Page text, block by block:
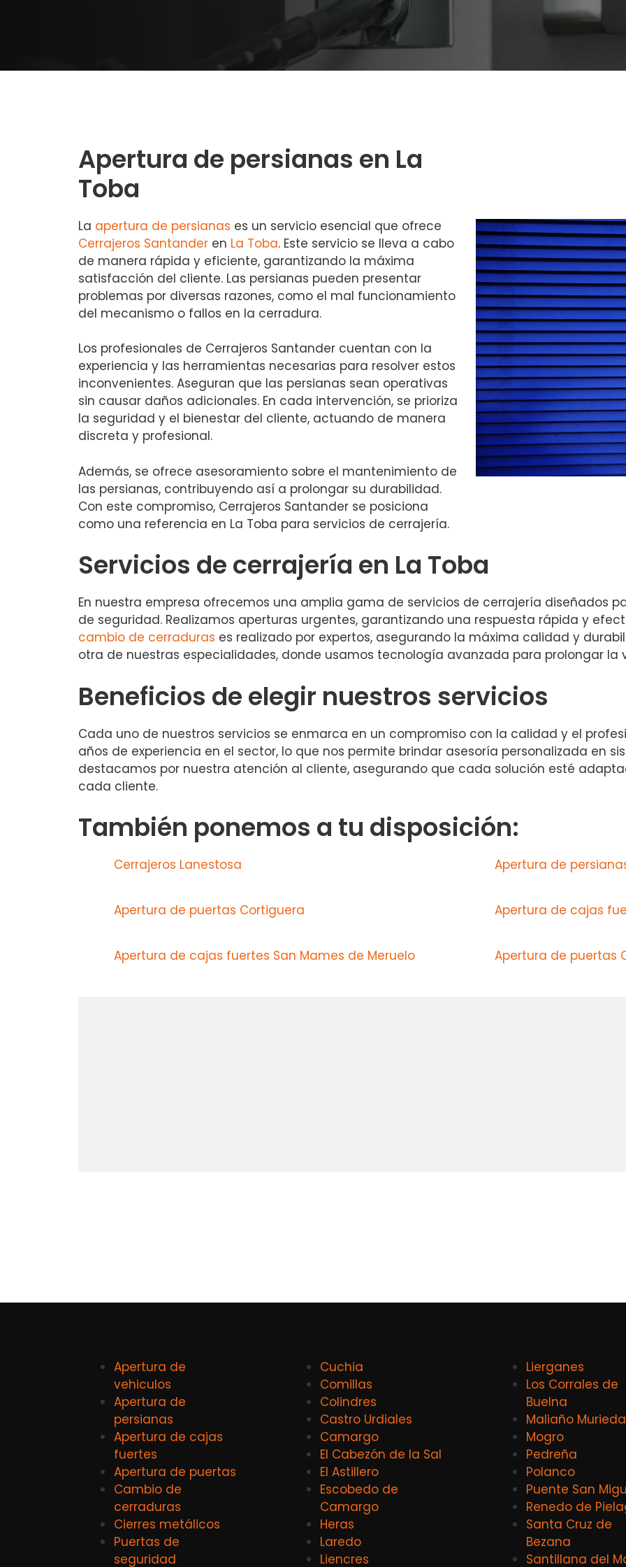
Apertura de persianas en La
Toba
La apertura de persianas es un servicio esencial que ofrece
Cerrajeros Santander en La Toba. Este servicio se lleva a cabo
de manera rápida y eficiente, garantizando la máxima
satisfacción del cliente. Las persianas pueden presentar
problemas por diversas razones, como el mal funcionamiento
del mecanismo o fallos en la cerradura.
Los profesionales de Cerrajeros Santander cuentan con la
experiencia y las herramientas necesarias para resolver estos
inconvenientes. Aseguran que las persianas sean operativas
sin causar daños adicionales. En cada intervención, se prioriza
la seguridad y el bienestar del cliente, actuando de manera
discreta y profesional.
Además, se ofrece asesoramiento sobre el mantenimiento de
las persianas, contribuyendo así a prolongar su durabilidad.
Con este compromiso, Cerrajeros Santander se posiciona
como una referencia en La Toba para servicios de cerrajería.
Servicios de cerrajería en La Toba
En nuestra empresa ofrecemos una amplia gama de servicios de cerrajería diseñados
de seguridad. Realizamos aperturas urgentes, garantizando una respuesta rápida y
cambio de cerraduras es realizado por expertos, asegurando la máxima calidad y
otra de nuestras especialidades, donde usamos tecnología avanzada para prolongar la
Beneficios de elegir nuestros servicios
Cada uno de nuestros servicios se enmarca en un compromiso con la calidad y el
años de experiencia en el sector, lo que nos permite brindar asesoría personalizada en
destacamos por nuestra atención al cliente, asegurando que cada solución esté
cada cliente.
También ponemos a tu disposición:
Cerrajeros Lanestosa Apertura de
Apertura de puertas Cortiguera Apertura de cajas
Apertura de cajas fuertes San Mames de Meruelo Apertura de puertas
Apertura de
vehiculos
Apertura de
persianas
Apertura de cajas
fuertes
Apertura de puertas
Cambio de
cerraduras
Cierres metálicos
Puertas de
seguridad
Cuchia
Comillas
Colindres
Castro Urdiales
Camargo
El Cabezón de la Sal
El Astillero
Escobedo de
Camargo
Heras
Laredo
Liencres
Lierganes
Los Corrales de
Buelna
Maliaño
Mogro
Pedreña
Polanco
Puente San
Renedo de
Santa Cruz de
Bezana
Santillana del